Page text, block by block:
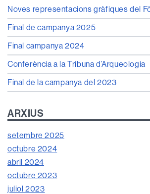
Noves representacions gràfiques del
Final de campanya 2025
Final campanya 2024
Conferència a la Tribuna d’Arqueologia
Final de la campanya del 2023
ARXIUS
setembre 2025
octubre 2024
abril 2024
octubre 2023
juliol 2023